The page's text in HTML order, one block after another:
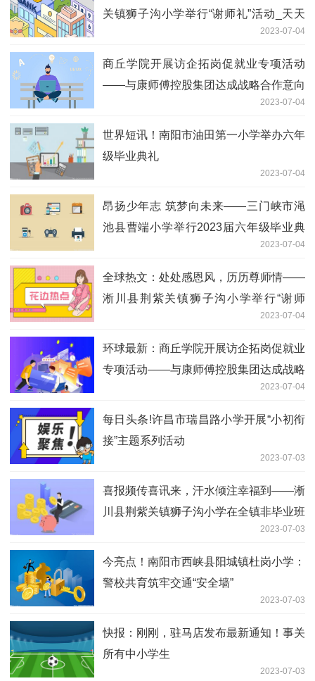
关镇狮子沟小学举行“谢师礼”活动_天天
2023-07-04
商丘学院开展访企拓岗促就业专项活动
——与康师傅控股集团达成战略合作意向
2023-07-04
世界短讯！南阳市油田第一小学举办六年
级毕业典礼
2023-07-04
昂扬少年志 筑梦向未来——三门峡市渑
池县曹端小学举行2023届六年级毕业典
2023-07-04
全球热文：处处感恩风，历历尊师情——
淅川县荆紫关镇狮子沟小学举行“谢师
2023-07-04
环球最新：商丘学院开展访企拓岗促就业
专项活动——与康师傅控股集团达成战略
2023-07-04
每日头条!许昌市瑞昌路小学开展“小初衔
接”主题系列活动
2023-07-03
喜报频传喜讯来，汗水倾注幸福到——淅
川县荆紫关镇狮子沟小学在全镇非毕业班
2023-07-03
今亮点！南阳市西峡县阳城镇杜岗小学：
警校共育筑牢交通“安全墙”
2023-07-03
快报：刚刚，驻马店发布最新通知！事关
所有中小学生
2023-07-03